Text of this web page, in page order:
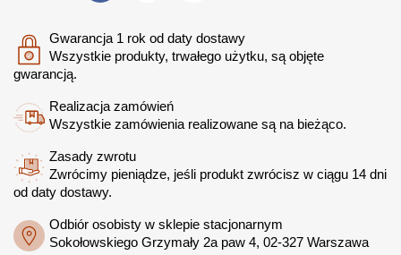
Gwarancja 1 rok od daty dostawy
Wszystkie produkty, trwałego użytku, są objęte
gwarancją.
Realizacja zamówień
Wszystkie zamówienia realizowane są na bieżąco.
Zasady zwrotu
Zwrócimy pieniądze, jeśli produkt zwrócisz w ciągu 14 dni
od daty dostawy.
Odbiór osobisty w sklepie stacjonarnym
Sokołowskiego Grzymały 2a paw 4, 02-327 Warszawa